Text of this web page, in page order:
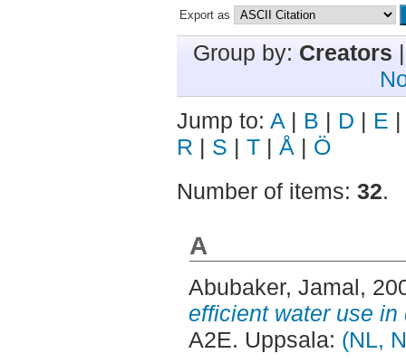
Export as
Group by: Creators
Jump to: A | B | D | E
R | S | T | Å | Ö
Number of items: 32.
A
Abubaker, Jamal,
efficient water use in
A2E. Uppsala: (NL,